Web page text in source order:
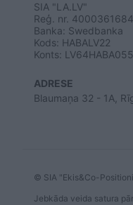
SIA "LA.LV"
Reģ. nr.
Banka: Swedbanka
Kods: HABALV22
Konts:
ADRESE
Blaumaņa 32 - 1A,
© SIA "Ekis&Co-
Jebkāda veida satura